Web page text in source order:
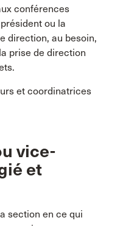
conférences
ou la
direction, au besoin,
prise de direction
et coordinatrices
vice-
et
section en ce qui